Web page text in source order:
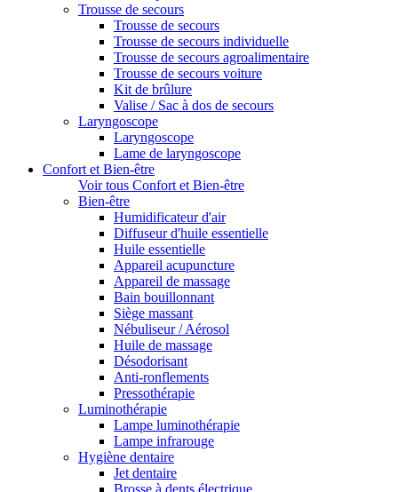
Trousse de secours
Trousse de secours
Trousse de secours individuelle
Trousse de secours agroalimentaire
Trousse de secours voiture
Kit de brûlure
Valise / Sac à dos de secours
Laryngoscope
Laryngoscope
Lame de laryngoscope
Confort et Bien-être
Voir tous Confort et Bien-être
Bien-être
Humidificateur d'air
Diffuseur d'huile essentielle
Huile essentielle
Appareil acupuncture
Appareil de massage
Bain bouillonnant
Siège massant
Nébuliseur / Aérosol
Huile de massage
Désodorisant
Anti-ronflements
Pressothérapie
Luminothérapie
Lampe luminothérapie
Lampe infrarouge
Hygiène dentaire
Jet dentaire
Brosse à dents électrique